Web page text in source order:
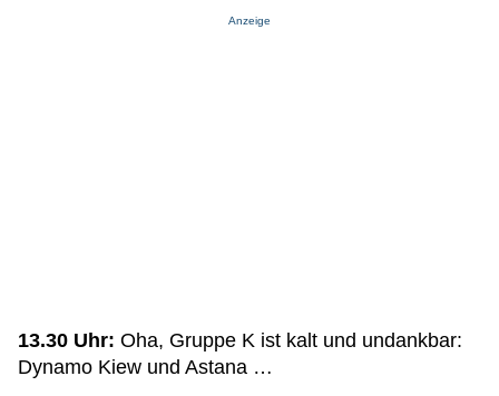
Anzeige
13.30 Uhr: Oha, Gruppe K ist kalt und undankbar:
Dynamo Kiew und Astana …